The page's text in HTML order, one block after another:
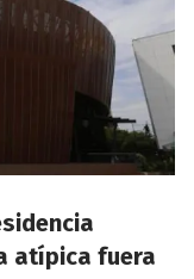
atípica fuera